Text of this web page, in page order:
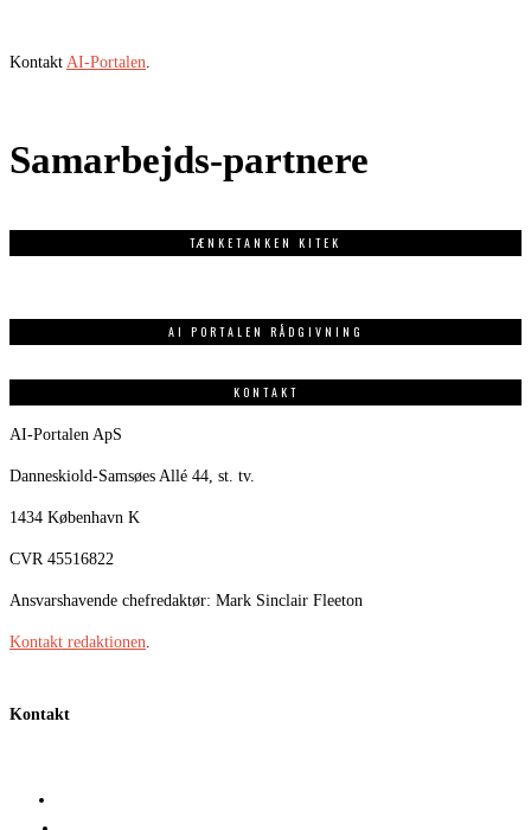
Kontakt AI-Portalen
Samarbejds-partnere
TÆNKETANKEN KITEK
AI PORTALEN RÅDGIVNING
KONTAKT
AI-Portalen ApS
Danneskiold-Samsøes Allé 44, st. tv.
1434 København K
CVR 45516822
Ansvarshavende chefredaktør: Mark Sinclair Fleeton
Kontakt redaktionen.
Kontakt